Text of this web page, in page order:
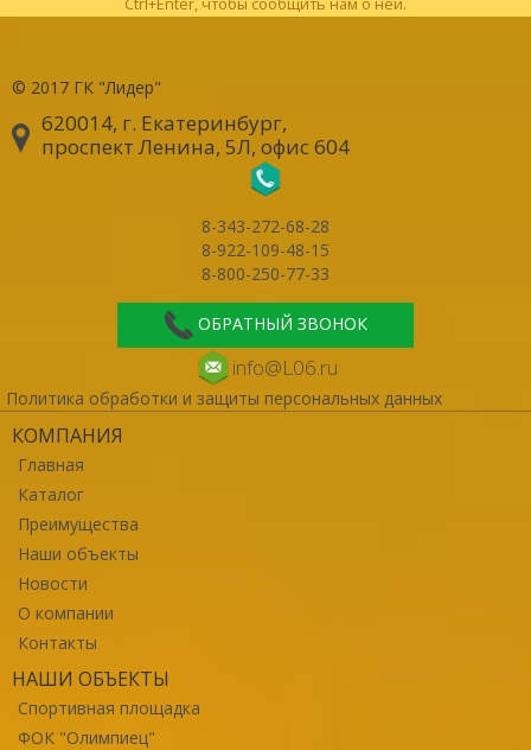
Ctrl+Enter, чтобы сообщить нам о ней.
© 2017 ГК "Лидер"
620014, г. Екатеринбург,
проспект Ленина, 5Л, офис 604
8-343-272-68-28
8-922-109-48-15
8-800-250-77-33
ОБРАТНЫЙ ЗВОНОК
info@L06.ru
Политика обработки и защиты персональных данных
КОМПАНИЯ
Главная
Каталог
Преимущества
Наши объекты
Новости
О компании
Контакты
НАШИ ОБЪЕКТЫ
Спортивная площадка
ФОК "Олимпиец"